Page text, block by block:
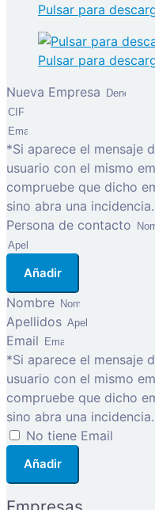
Pulsar para
Pulsar para
Nueva Empresa
*Si aparece el mensaje
usuario con el mismo
compruebe que dicho
sino abra una incidencia.
Persona de contacto
Añadir
Nombre
Apellidos
Email
*Si aparece el mensaje
usuario con el mismo
compruebe que dicho
sino abra una incidencia.
No tiene Email
Añadir